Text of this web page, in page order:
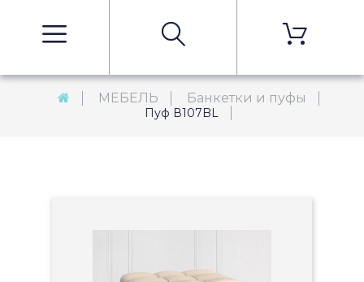
МЕБЕЛЬ Банкетки и пуфы
Пуф В107BL